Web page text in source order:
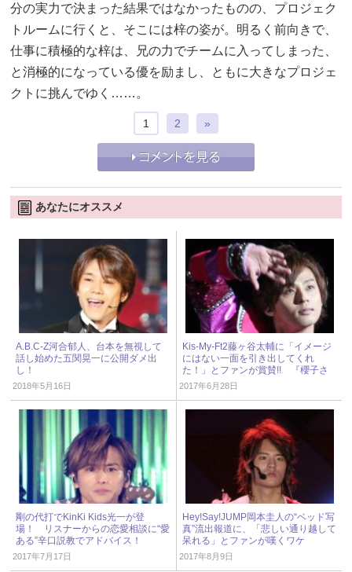
分の実力で決まった結果ではなかったものの、プロジェク
トルームに行くと、そこには梓の姿が。明るく前向きで、
仕事に積極的な梓は、兄の力でチームに入ってしまった、
と消極的になっている優を励まし、ともに大きなプロジェ
クトに挑んでゆく……。
1 2 »
あなたにオススメ
A.B.C-Z河合郁人、台本を無視して
話し始めた五関晃一に公開ダメ出
し！
2018年5月16日
Kis-My-Ft2藤ヶ谷太輔に「イメージ
にはない一面を引き出してくれ
た！」とファンが賞賛!! 『櫻子さ
ん』最終回
2017年6月28日
剛の代打でKinKi Kids光一が登
場！ リスナーからの恋愛相談に“愛
ある”辛口説教でアドバイス！
2017年7月17日
Hey!Say!JUMP岡本圭人の“ベッド写
真”流出報道に、「悲しい通り越して
呆れる」とファンが嘆くワケ
2017年8月9日